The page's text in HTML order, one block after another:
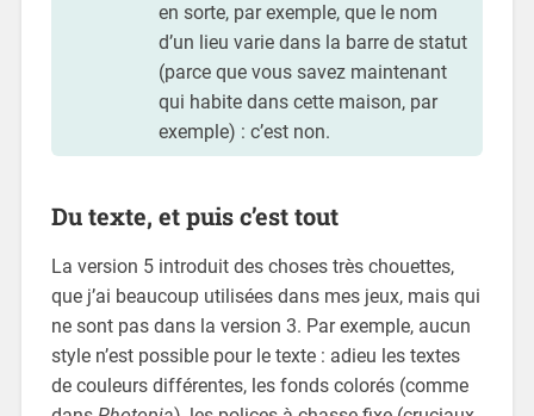
en sorte, par exemple, que le nom
d’un lieu varie dans la barre de statut
(parce que vous savez maintenant
qui habite dans cette maison, par
exemple) : c’est non.
Du texte, et puis c’est tout
La version 5 introduit des choses très chouettes,
que j’ai beaucoup utilisées dans mes jeux, mais qui
ne sont pas dans la version 3. Par exemple, aucun
style n’est possible pour le texte : adieu les textes
de couleurs différentes, les fonds colorés (comme